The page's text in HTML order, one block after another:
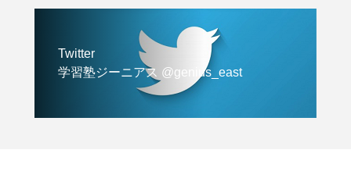
Twitter
学習塾ジーニアス @genius_east